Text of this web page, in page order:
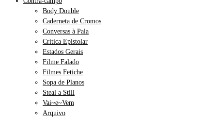
Body Double
Caderneta de Cromos
Conversas à Pala
Crítica Epistolar
Estados Gerais
Filme Falado
Filmes Fetiche
Sopa de Planos
Steal a Still
Vai~e~Vem
Arquivo